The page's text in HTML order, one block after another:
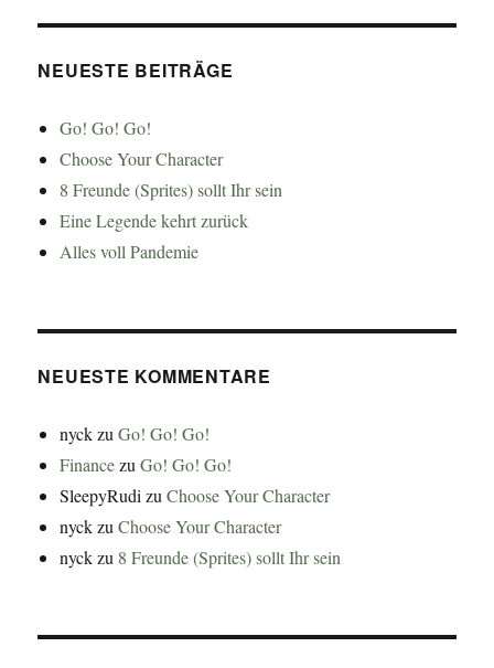
NEUESTE BEITRÄGE
Go! Go! Go!
Choose Your Character
8 Freunde (Sprites) sollt Ihr sein
Eine Legende kehrt zurück
Alles voll Pandemie
NEUESTE KOMMENTARE
nyckzuGo! Go! Go!
FinancezuGo! Go! Go!
SleepyRudi zuChoose Your Character
nyckzuChoose Your Character
nyckzu 8 Freunde (Sprites) sollt Ihr sein